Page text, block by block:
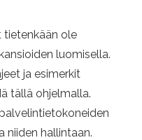
tietenkään ole
luomisella.
ja esimerkit
tällä ohjelmalla.
niiden hallintaan.